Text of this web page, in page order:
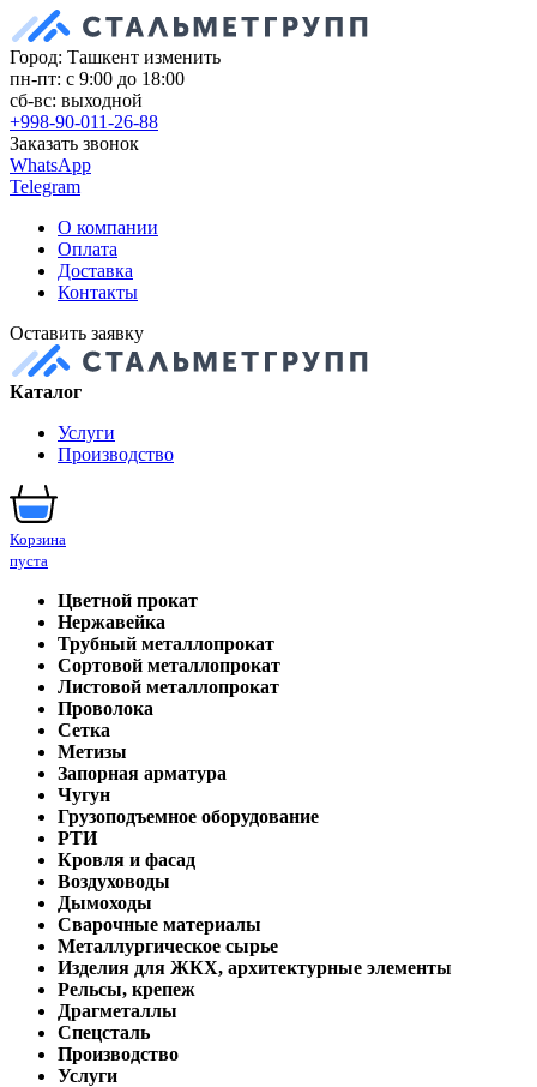
Город: Ташкент изменить
пн-пт: с 9:00 до 18:00
сб-вс: выходной
+998-90-011-26-88
Заказать звонок
WhatsApp
Telegram
О компании
Оплата
Доставка
Контакты
Оставить заявку
Каталог
Услуги
Производство
Корзина
пуста
Цветной прокат
Нержавейка
Трубный металлопрокат
Сортовой металлопрокат
Листовой металлопрокат
Проволока
Сетка
Метизы
Запорная арматура
Чугун
Грузоподъемное оборудование
РТИ
Кровля и фасад
Воздуховоды
Дымоходы
Сварочные материалы
Металлургическое сырье
Изделия для ЖКХ, архитектурные элементы
Рельсы, крепеж
Драгметаллы
Спецсталь
Производство
Услуги